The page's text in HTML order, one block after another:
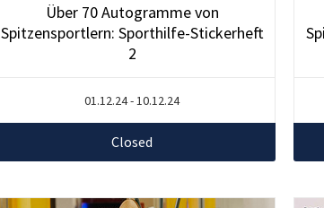
Über 70 Autogramme von
Spitzensportlern: Sporthilfe-Stickerheft
2
01.12.24 - 10.12.24
Closed